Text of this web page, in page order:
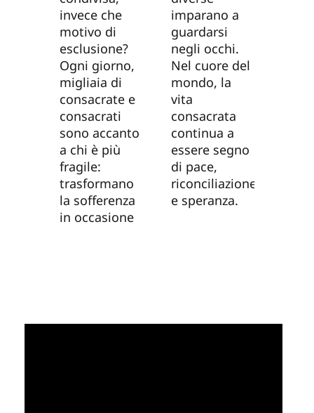
invece che
motivo di
esclusione?
Ogni giorno,
migliaia di
consacrate e
consacrati
sono accanto
a chi è più
fragile:
trasformano
la sofferenza
in occasione
imparano a
guardarsi
negli occhi.
Nel cuore del
mondo, la
vita
consacrata
continua a
essere segno
di pace,
riconciliazione
e speranza.